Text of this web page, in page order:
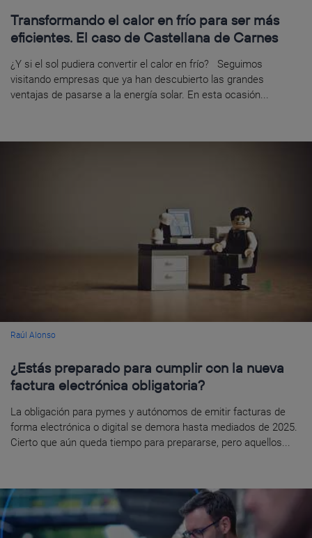
Transformando el calor en frío para ser más
eficientes. El caso de Castellana de Carnes
¿Y si el sol pudiera convertir el calor en frío? Seguimos
visitando empresas que ya han descubierto las grandes
ventajas de pasarse a la energía solar. En esta ocasión...
Raúl Alonso
¿Estás preparado para cumplir con la nueva
factura electrónica obligatoria?
La obligación para pymes y autónomos de emitir facturas de
forma electrónica o digital se demora hasta mediados de 2025.
Cierto que aún queda tiempo para prepararse, pero aquellos...